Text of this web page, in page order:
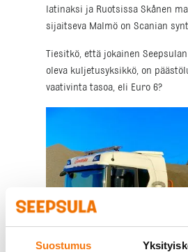
Suostumus
latinaksi ja Ruotsissa Skånen
sijaitseva Malmö on Scanian
Tiesitkö, että jokainen
oleva kuljetusyksikkö, on
vaativinta tasoa, eli Euro 6?